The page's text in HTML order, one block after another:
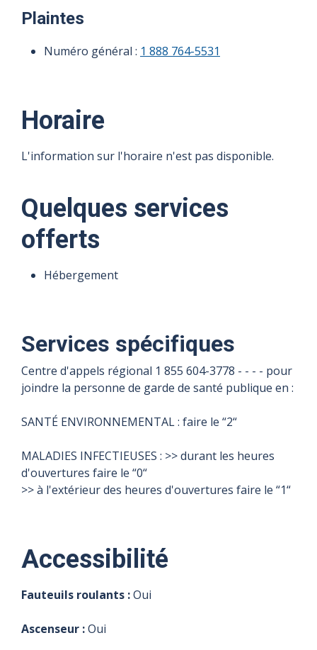
Plaintes
Numéro général : 1 888 764-5531
Horaire
L'information sur l'horaire n'est pas disponible.
Quelques services
offerts
Hébergement
Services spécifiques
Centre d'appels régional 1 855 604-3778 - - - - pour
joindre la personne de garde de santé publique en :
SANTÉ ENVIRONNEMENTAL : faire le “2“
MALADIES INFECTIEUSES : >> durant les heures
d'ouvertures faire le “0“
>> à l'extérieur des heures d'ouvertures faire le “1“
Accessibilité
Fauteuils roulants :Oui
Ascenseur :Oui